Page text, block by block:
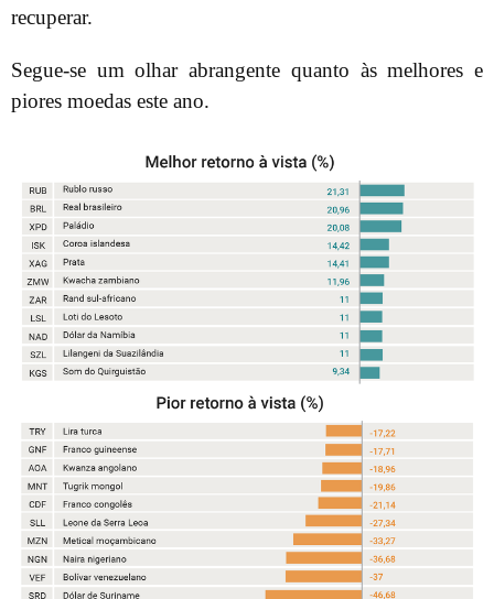
recuperar.
Segue-se um olhar abrangente quanto às melhores e
piores moedas este ano.